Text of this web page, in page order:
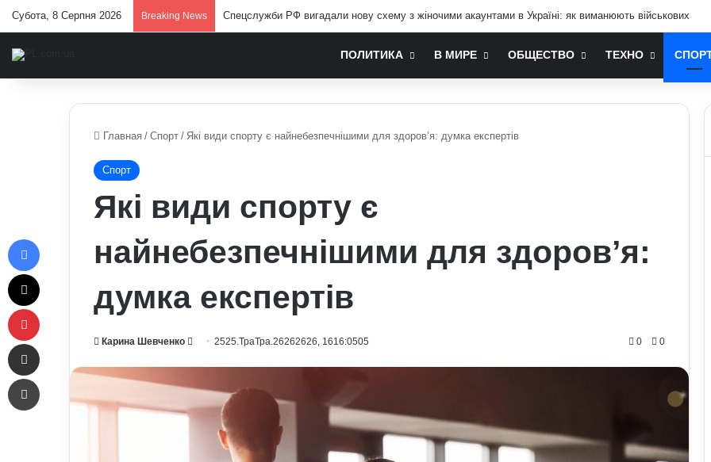
Субота, 8 Серпня 2026 Breaking News Спецслужби РФ вигадали нову схему з жіночими акаунтами в Україні: як виманюють військових
ПОЛИТИКА В МИРЕ ОБЩЕСТВО ТЕХНО
Главная / Спорт / Які види спорту є найнебезпечнішими для здоров’я: думка експертів
Спорт
Які види спорту є
найнебезпечнішими для здоров’я:
думка експертів
Карина Шевченко
Send2525.ТраТра.26262626, 1616:0505 0 0
Печать